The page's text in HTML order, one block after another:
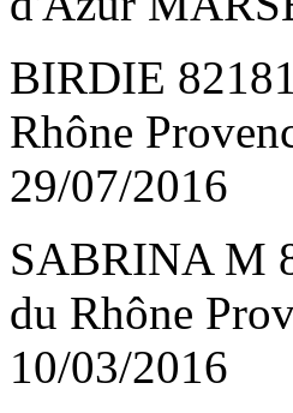
BIRDIE
Rhône
29/07/2016
SABRINA M
du Rhône
10/03/2016